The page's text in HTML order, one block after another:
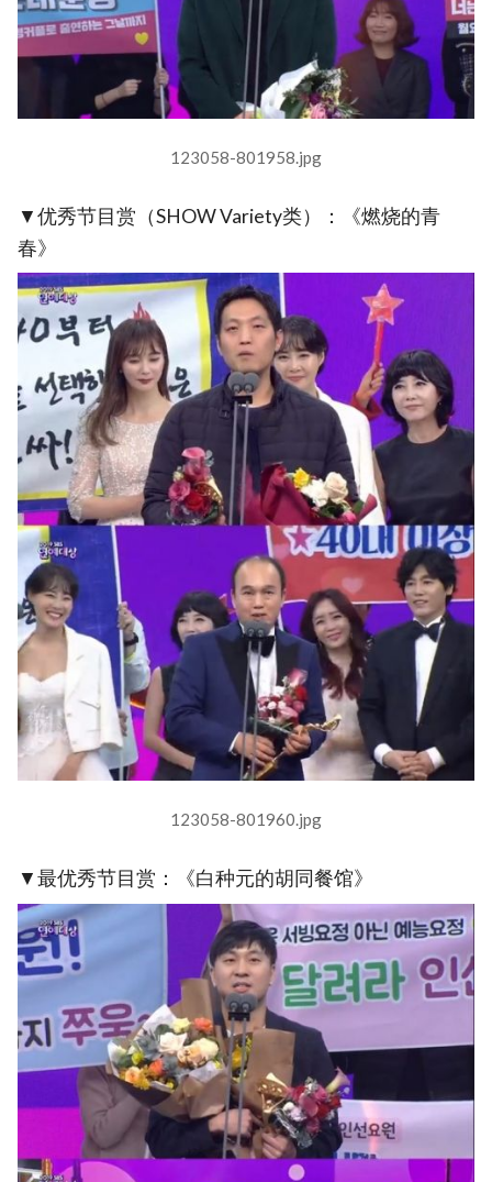
123058-801958.jpg
▼优秀节目赏（SHOW Variety类）：《燃烧的青
春》
123058-801960.jpg
▼最优秀节目赏：《白种元的胡同餐馆》